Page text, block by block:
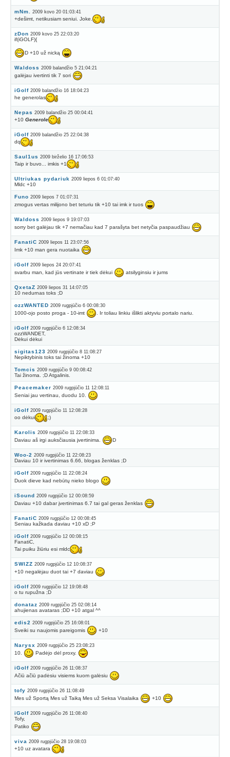
mNm. 2009 kovo 20 01:03:41
+dešimt, netikusiam seniui. Joke.
zDon 2009 kovo 25 22:03:20
if(iGOLF){
D +10 už nicką
Waldoss 2009 balandžio 5 21:04:21
galėjau ivertinti tik 7 sori
iGolf 2009 balandžio 16 18:04:23
he generolas
Nepas 2009 balandžio 25 00:04:41
+10 Generole
iGolf 2009 balandžio 25 22:04:38
dq
Saul1us 2009 birželio 16 17:06:53
Taip ir buvo... imkis +1
Ultriukas pydariuk 2009 liepos 6 01:07:40
Mldc +10
Funo 2009 liepos 7 01:07:31
zmogus vertas milijono bet teturiu tik +10 tai imk ir tuos
Waldoss 2009 liepos 9 19:07:03
sorry bet galėjau tik +7 nemačiau kad 7 parašyta bet netyčia paspaudžiau
FanatiC 2009 liepos 11 23:07:56
Imk +10 man gera nuotaika
iGolf 2009 liepos 24 20:07:41
svarbu man, kad jūs vertinate ir tiek dėkui atsilyginsiu ir jums
QxetaZ 2009 liepos 31 14:07:05
10 nedurnas toks ;D
ozzWANTED 2009 rugpjūčio 6 00:08:30
1000-ojo posto proga - 10-imt . Ir toliau linkiu išlikti aktyviu portalo nariu.
iGolf 2009 rugpjūčio 6 12:08:34
ozzWANDET,
Dėkui dėkui
sigitas123 2009 rugpjūčio 8 11:08:27
Nepiktybinis toks tai žinoma +10
Tomcis 2009 rugpjūčio 9 00:08:42
Tai žinoma. ;D Atgalinis.
Peacemaker 2009 rugpjūčio 11 12:08:11
Seniai jau vertinau, duodu 10.
iGolf 2009 rugpjūčio 11 12:08:28
oo dėkui ;)
Karolis 2009 rugpjūčio 11 22:08:33
Daviau aš irgi auksčiausia įvertinima. D
Woo-2 2009 rugpjūčio 11 22:08:23
Daviau 10 ir ivertinimas 6.66, blogas ženklas ;D
iGolf 2009 rugpjūčio 11 22:08:24
Duok dieve kad nebūtų nieko blogo
iSound 2009 rugpjūčio 12 00:08:59
Daviau +10 dabar įvertinimas 6.7 tai gal geras ženklas
FanatiC 2009 rugpjūčio 12 00:08:45
Seniau kažkada daviau +10 xD ;P
iGolf 2009 rugpjūčio 12 00:08:15
FanatiC,
Tai puiku žiūriu esi mldc
SWIZZ 2009 rugpjūčio 12 10:08:37
+10 negalėjau duot tai +7 daviau
iGolf 2009 rugpjūčio 12 19:08:48
o tu rupužna ;D
donataz 2009 rugpjūčio 25 02:08:14
ahujienas avataras ;DD +10 atgal ^^
edis2 2009 rugpjūčio 25 16:08:01
Sveiki su naujomis pareigomis +10
Narysx 2009 rugpjūčio 25 23:08:23
10. Padėjo dėl proxy.
iGolf 2009 rugpjūčio 26 11:08:37
Ačiū ačiū padėsiu visiems kuom galėsiu
tofy 2009 rugpjūčio 26 11:08:49
Mes už Sportą Mes už Taiką Mes už Seksa Visalaika +10
iGolf 2009 rugpjūčio 26 11:08:40
Tofy,
Patiko
viva 2009 rugpjūčio 28 19:08:03
+10 uz avatara